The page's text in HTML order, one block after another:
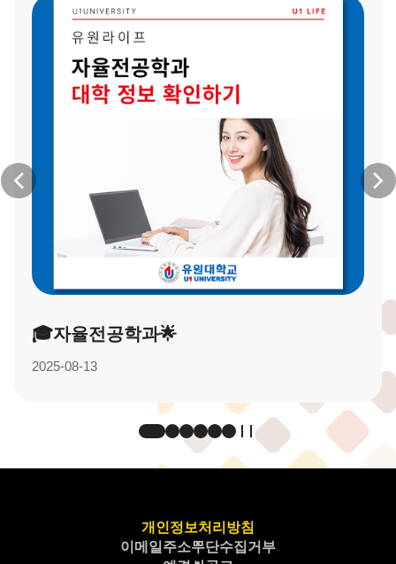
🎓자율전공학과🌟
2025-08-13
개인정보처리방침
이메일주소무단수집거부